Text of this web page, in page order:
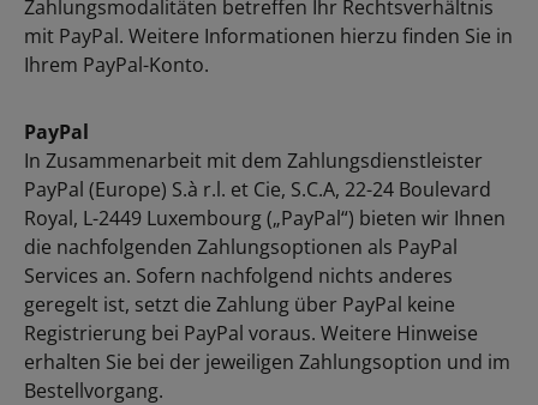
Zahlungsmodalitäten betreffen Ihr Rechtsverhältnis
mit PayPal. Weitere Informationen hierzu finden Sie in
Ihrem PayPal-Konto.
PayPal
In Zusammenarbeit mit dem Zahlungsdienstleister
PayPal (Europe) S.à r.l. et Cie, S.C.A, 22-24 Boulevard
Royal, L-2449 Luxembourg („PayPal“) bieten wir Ihnen
die nachfolgenden Zahlungsoptionen als PayPal
Services an. Sofern nachfolgend nichts anderes
geregelt ist, setzt die Zahlung über PayPal keine
Registrierung bei PayPal voraus. Weitere Hinweise
erhalten Sie bei der jeweiligen Zahlungsoption und im
Bestellvorgang.